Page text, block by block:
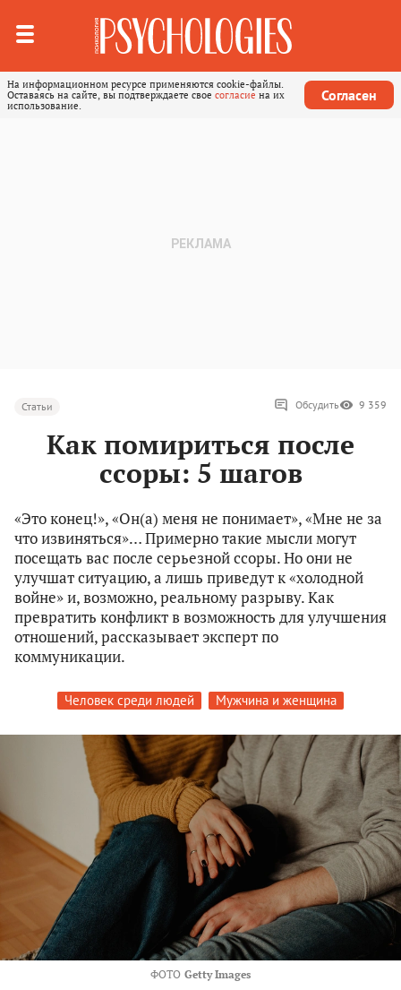
На информационном ресурсе применяются cookie-файлы.
Оставаясь на сайте, вы подтверждаете свое согласие на их
использование.
Согласен
Статьи Обсудить 9 359
Как помириться после
ссоры: 5 шагов
«Это конец!», «Он(а) меня не понимает», «Мне не за
что извиняться»… Примерно такие мысли могут
посещать вас после серьезной ссоры. Но они не
улучшат ситуацию, а лишь приведут к «холодной
войне» и, возможно, реальному разрыву. Как
превратить конфликт в возможность для улучшения
отношений, рассказывает эксперт по
коммуникации.
Человек среди людей Мужчина и женщина
ФОТО Getty Images